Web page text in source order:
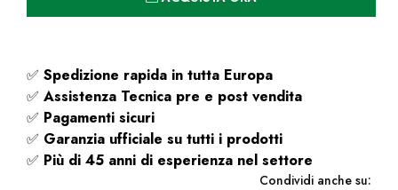
✅ Spedizione rapida in tutta Europa
✅ Assistenza Tecnica pre e post vendita
✅ Pagamenti sicuri
✅ Garanzia ufficiale su tutti i prodotti
✅ Più di 45 anni di esperienza nel settore
Condividi anche su: